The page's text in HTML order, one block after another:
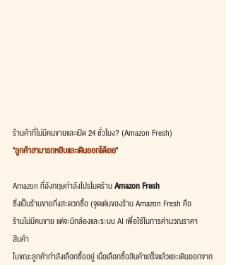
ร้านค้าที่ไม่มีคนขายและเปิด 24 ชั่วโมง? (Amazon Fresh)
"ลูกค้าสามารถหยิบและเดินออกได้เลย"
Amazon ที่อังกฤษกำลังโปรโมตร้าน Amazon Fresh
ซึ่งเป็นร้านขายกึ่งสะดวกซื้อ (จุดเด่นของร้าน Amazon Fresh คือ
ร้านไม่มีคนขาย แต่จะมีกล้องและระบบ AI เพื่อใช้ในการคำนวณราคา
สินค้า
ในขณะลูกค้ากำลังเลือกซื้ออยู่ เมื่อเลือกซื้อสินค้าเสร็จแล้วและเดินออกจาก